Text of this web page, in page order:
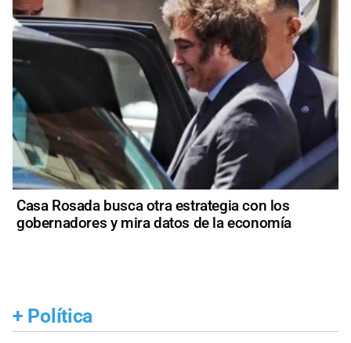
Casa Rosada busca otra estrategia con los
gobernadores y mira datos de la economía
+ Política